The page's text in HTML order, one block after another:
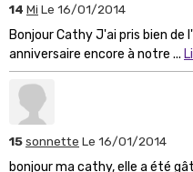
14 Mi Le 16/01/2014
Bonjour Cathy J'ai pris bien
anniversaire encore à notre ...
15sonnette Le 16/01/2014
bonjour ma cathy, elle a été